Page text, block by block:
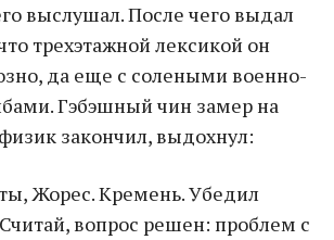
выслушал. После чего выдал
трехэтажной лексикой он
да еще с солеными военно-
Гэбэшный чин замер на
закончил, выдохнул:
Жорес. Кремень. Убедил
вопрос решен: проблем с